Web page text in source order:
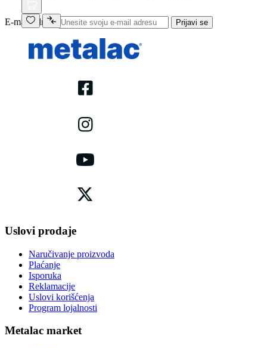
E-mail adresa Prijavi se
Uslovi prodaje
Naručivanje proizvoda
Plaćanje
Isporuka
Reklamacije
Uslovi korišćenja
Program lojalnosti
Metalac market